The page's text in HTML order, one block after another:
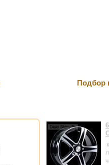
Подбор